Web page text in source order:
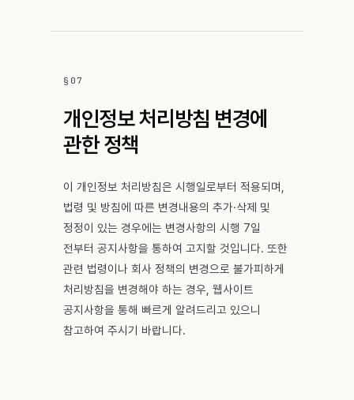
§ 07
개인정보 처리방침 변경에
관한 정책
이 개인정보 처리방침은 시행일로부터 적용되며,
법령 및 방침에 따른 변경내용의 추가·삭제 및
정정이 있는 경우에는 변경사항의 시행 7일
전부터 공지사항을 통하여 고지할 것입니다. 또한
관련 법령이나 회사 정책의 변경으로 불가피하게
처리방침을 변경해야 하는 경우, 웹사이트
공지사항을 통해 빠르게 알려드리고 있으니
참고하여 주시기 바랍니다.